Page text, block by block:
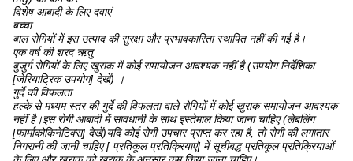
विशेष आबादी के लिए दवाएं
बच्चा
बाल रोगियों में इस उत्पाद की सुरक्षा और प्रभावकारिता स्थापित नहीं की गई है।
एक वर्ष की शरद ऋतु
बुजुर्ग रोगियों के लिए खुराक में कोई समायोजन आवश्यक नहीं है (उपयोग निर्देशिका
[जेरियाट्रिक उपयोग] देखें) ।
गुर्दे की विफलता
हल्के से मध्यम स्तर की गुर्दे की विफलता वाले रोगियों में कोई खुराक समायोजन आवश्यक
नहीं है।इस रोगी आबादी में सावधानी के साथ इस्तेमाल किया जाना चाहिए (लेबलिंग
[फार्माकोकिनेटिक्स] देखें)यदि कोई रोगी उपचार प्राप्त कर रहा है, तो रोगी की लगातार
निगरानी की जानी चाहिए [ प्रतिकूल प्रतिक्रियाएं] में सूचीबद्ध प्रतिकूल प्रतिक्रियाओं